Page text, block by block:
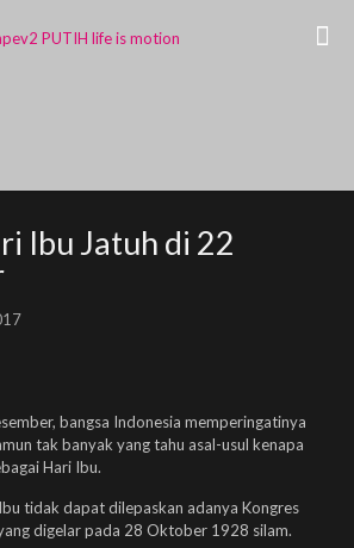
Ibu Jatuh di 22
bangsa Indonesia memperingatinya
tak banyak yang tahu asal-usul kenapa
Hari Ibu.
tidak dapat dilepaskan adanya Kongres
digelar pada 28 Oktober 1928 silam.